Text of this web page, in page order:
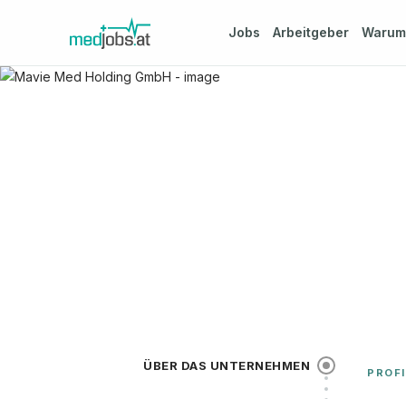
Jobs Arbeitgeber
ÜBER DAS UNTERNEHMEN